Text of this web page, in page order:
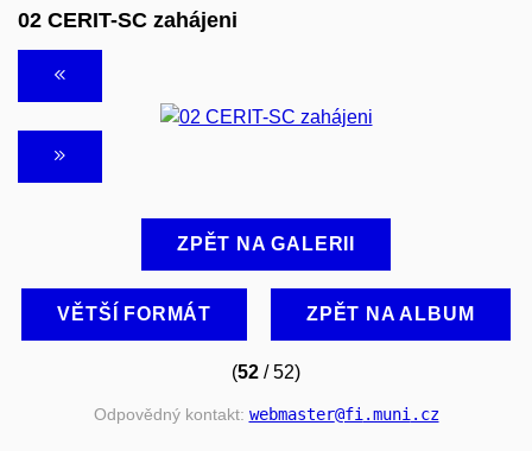
02 CERIT-SC zahájeni
ZPĚT NA GALERII
VĚTŠÍ FORMÁT ZPĚT NA ALBUM
(52 / 52)
Odpovědný kontakt: webmaster@fi.muni.cz